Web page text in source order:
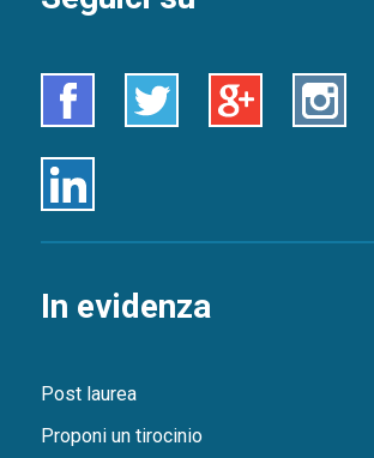
Facebook Twitter Google+ Instagram
Linkedin
In evidenza
Post laurea
Proponi un tirocinio